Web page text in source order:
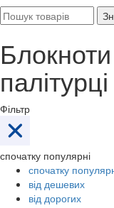
палітурці
Фільтр
спочатку популярні
спочатку
від дешевих
від дорогих